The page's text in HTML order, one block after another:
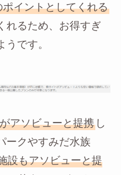
イントとしてくれる
れるため、お得すぎ
です。
アソビューと提携し
ークやすみだ水族
設もアソビューと提